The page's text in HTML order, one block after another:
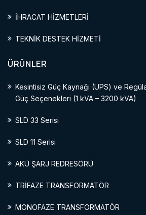
İHRACAT HİZMETLERİ
TEKNİK DESTEK HİZMETİ
ÜRÜNLER
Kesintisiz Güç Kaynağı (UPS) ve
Güç Seçenekleri (1 kVA – 3200 kVA)
SLD 33 Serisi
SLD 11 Serisi
AKÜ ŞARJ REDRESÖRÜ
TRİFAZE TRANSFORMATÖR
MONOFAZE TRANSFORMATÖR